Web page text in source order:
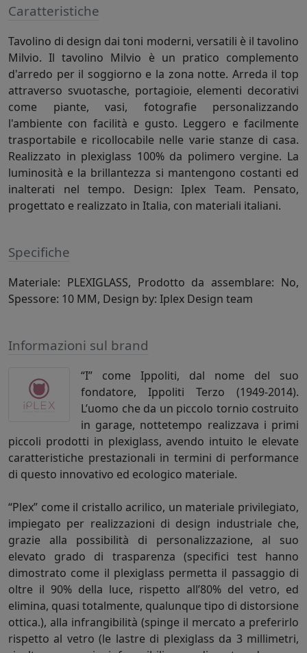
Caratteristiche
Tavolino di design dai toni moderni, versatili è il tavolino
Milvio. Il tavolino Milvio è un pratico complemento
d'arredo per il soggiorno e la zona notte. Arreda il top
attraverso svuotasche, portagioie, elementi decorativi
come piante, vasi, fotografie personalizzando
l'ambiente con facilità e gusto. Leggero e facilmente
trasportabile e ricollocabile nelle varie stanze di casa.
Realizzato in plexiglass 100% da polimero vergine. La
luminosità e la brillantezza si mantengono costanti ed
inalterati nel tempo. Design: Iplex Team. Pensato,
progettato e realizzato in Italia, con materiali italiani.
Specifiche
Materiale: PLEXIGLASS, Prodotto da assemblare: No,
Spessore: 10 MM, Design by: Iplex Design team
Informazioni sul brand
“I” come Ippoliti, dal nome del suo
fondatore, Ippoliti Terzo (1949-2014).
L’uomo che da un piccolo tornio costruito
in garage, nottetempo realizzava i primi
piccoli prodotti in plexiglass, avendo intuito le elevate
caratteristiche prestazionali in termini di performance
di questo innovativo ed ecologico materiale.
“Plex” come il cristallo acrilico, un materiale privilegiato,
impiegato per realizzazioni di design industriale che,
grazie alla possibilità di personalizzazione, al suo
elevato grado di trasparenza (specifici test hanno
dimostrato come il plexiglass permetta il passaggio di
oltre il 90% della luce, rispetto all’80% del vetro, ed
elimina, quasi totalmente, qualunque tipo di distorsione
ottica.), alla infrangibilità (spinge il mercato a preferirlo
rispetto al vetro (le lastre di plexiglass da 3 millimetri,